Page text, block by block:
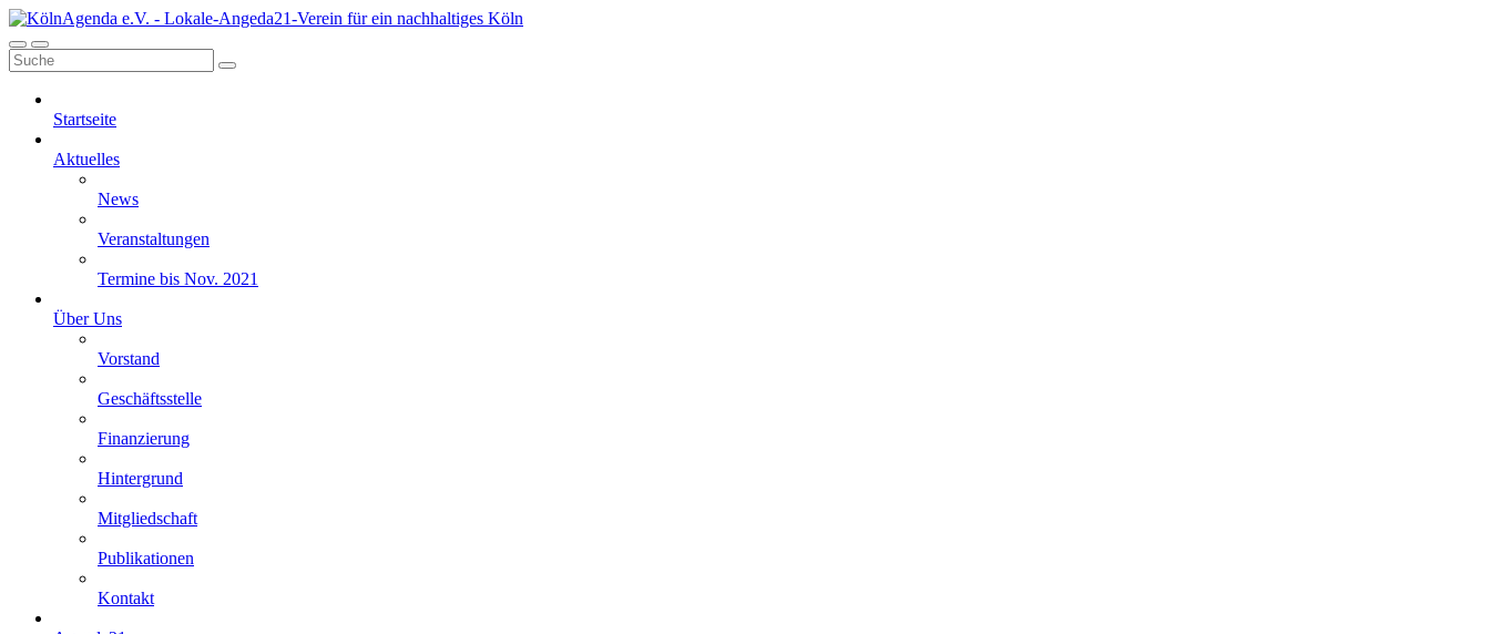
Startseite
Aktuelles
News
Veranstaltungen
Termine bis Nov. 2021
Über Uns
Vorstand
Geschäftsstelle
Finanzierung
Hintergrund
Mitgliedschaft
Publikationen
Kontakt